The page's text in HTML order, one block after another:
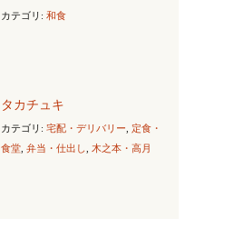
カテゴリ: 和食
タカチュキ
カテゴリ: 宅配・デリバリー 定食・
食堂 弁当・仕出し 木之本・高月